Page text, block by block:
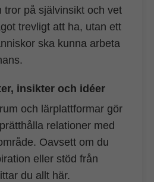
tror på självinsikt och vet
trevligt att ha, utan ett
ska kunna arbeta
insikter och idéer
och lärplattformar gör
relationer med
Oavsett om du
eller stöd från
du allt här.